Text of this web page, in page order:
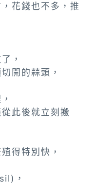
花錢也不多，推
，
開的蒜頭，
此後就立刻搬
得特別快，
，